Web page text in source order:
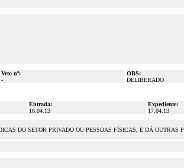
Veto nº:
-
OBS:
DELIBERADO
Entrada:
16.04.13
Expediente:
17.04.13
DO SETOR PRIVADO OU PESSOAS FÍSICAS, E DÁ OUTRAS